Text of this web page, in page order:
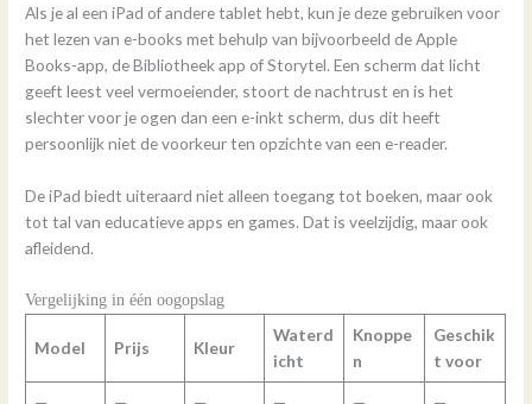
Als je al een iPad of andere tablet hebt, kun je deze gebruiken voor
het lezen van e-books met behulp van bijvoorbeeld de Apple
Books-app, de Bibliotheek app of Storytel. Een scherm dat licht
geeft leest veel vermoeiender, stoort de nachtrust en is het
slechter voor je ogen dan een e-inkt scherm, dus dit heeft
persoonlijk niet de voorkeur ten opzichte van een e-reader.
De iPad biedt uiteraard niet alleen toegang tot boeken, maar ook
tot tal van educatieve apps en games. Dat is veelzijdig, maar ook
afleidend.
Vergelijking in één oogopslag
Model Prijs Kleur
Waterd
icht
Knoppe
n
Geschik
t voor